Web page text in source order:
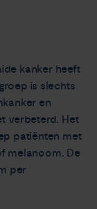
kanker heeft
is slechts
en
verbeterd. Het
patiënten met
melanoom. De
per